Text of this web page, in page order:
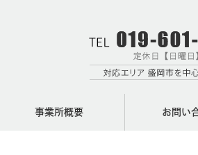
事業所概要 お問い